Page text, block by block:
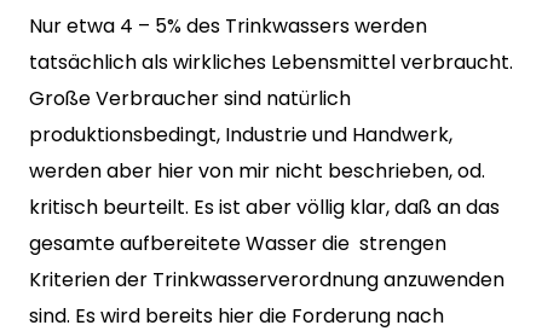
Nur etwa 4 – 5% des Trinkwassers werden
tatsächlich als wirkliches Lebensmittel verbraucht.
Große Verbraucher sind natürlich
produktionsbedingt, Industrie und Handwerk,
werden aber hier von mir nicht beschrieben, od.
kritisch beurteilt. Es ist aber völlig klar, daß an das
gesamte aufbereitete Wasser die strengen
Kriterien der Trinkwasserverordnung anzuwenden
sind. Es wird bereits hier die Forderung nach